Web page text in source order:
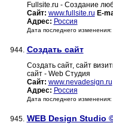
Fullsite.ru - Создание
Сайт: www.fullsite.ru E-
Адрес: Россия
Дата последнего
944. Создать сайт
Создать сайт, сайт
сайт - Web Студия
Сайт: www.nevadesign.ru
Адрес: Россия
Дата последнего
945. WEB Design Studio